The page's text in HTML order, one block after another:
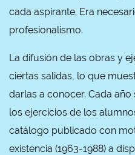
cada aspirante. Era
profesionalismo.
La difusión de las obras y
ciertas salidas, lo que
darlas a conocer. Cada
los ejercicios de los
catálogo publicado con
existencia (1963-1988) a